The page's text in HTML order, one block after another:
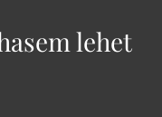
lehet